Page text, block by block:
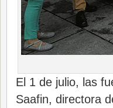
El 1 de julio, las
Saafin, directora